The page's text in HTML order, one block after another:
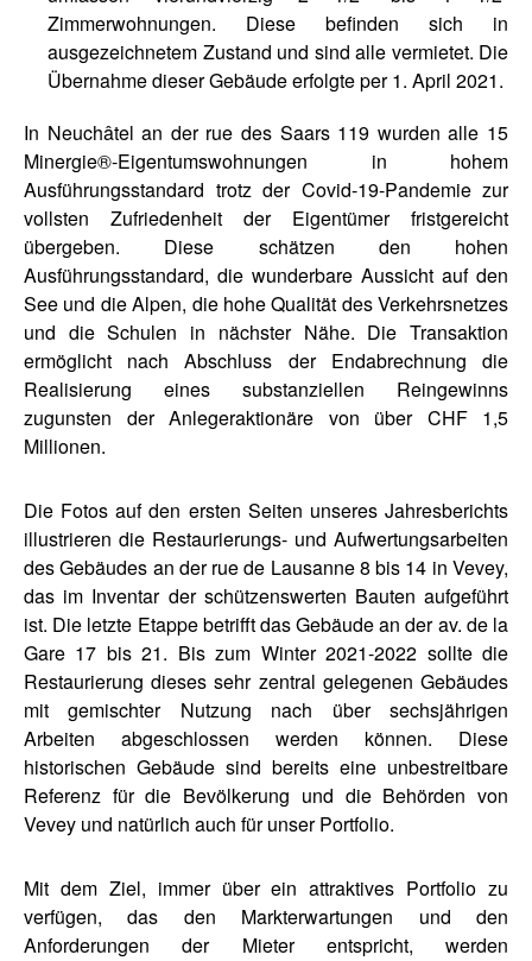
Zimmerwohnungen. Diese befinden sich in
ausgezeichnetem Zustand und sind alle vermietet. Die
Übernahme dieser Gebäude erfolgte per 1. April 2021.
In Neuchâtel an der rue des Saars 119 wurden alle 15
Minergie®-Eigentumswohnungen in hohem
Ausführungsstandard trotz der Covid-19-Pandemie zur
vollsten Zufriedenheit der Eigentümer fristgereicht
übergeben. Diese schätzen den hohen
Ausführungsstandard, die wunderbare Aussicht auf den
See und die Alpen, die hohe Qualität des Verkehrsnetzes
und die Schulen in nächster Nähe. Die Transaktion
ermöglicht nach Abschluss der Endabrechnung die
Realisierung eines substanziellen Reingewinns
zugunsten der Anlegeraktionäre von über CHF 1,5
Millionen.
Die Fotos auf den ersten Seiten unseres Jahresberichts
illustrieren die Restaurierungs- und Aufwertungsarbeiten
des Gebäudes an der rue de Lausanne 8 bis 14 in Vevey,
das im Inventar der schützenswerten Bauten aufgeführt
ist. Die letzte Etappe betrifft das Gebäude an der av. de la
Gare 17 bis 21. Bis zum Winter 2021-2022 sollte die
Restaurierung dieses sehr zentral gelegenen Gebäudes
mit gemischter Nutzung nach über sechsjährigen
Arbeiten abgeschlossen werden können. Diese
historischen Gebäude sind bereits eine unbestreitbare
Referenz für die Bevölkerung und die Behörden von
Vevey und natürlich auch für unser Portfolio.
Mit dem Ziel, immer über ein attraktives Portfolio zu
verfügen, das den Markterwartungen und den
Anforderungen der Mieter entspricht, werden